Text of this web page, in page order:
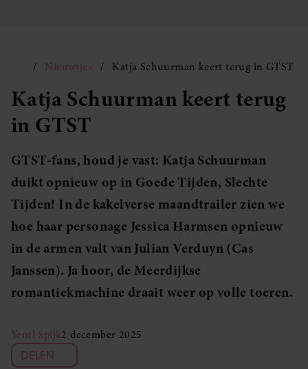
Nieuwtjes Katja Schuurman keert terug in GTST
Katja Schuurman keert terug
in GTST
GTST-fans, houd je vast: Katja Schuurman
duikt opnieuw op in Goede Tijden, Slechte
Tijden! In de kakelverse maandtrailer zien we
hoe haar personage Jessica Harmsen opnieuw
in de armen valt van Julian Verduyn (Cas
Janssen). Ja hoor, de Meerdijkse
romantiekmachine draait weer op volle toeren.
Yentl Spijk2 december 2025
DELEN